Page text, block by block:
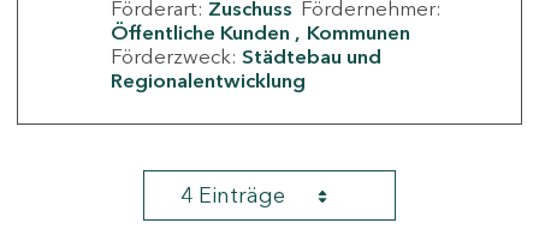
Förderart: Zuschuss Fördernehmer:
Öffentliche Kunden
Kommunen
Förderzweck: Städtebau und
Regionalentwicklung
4 Einträge